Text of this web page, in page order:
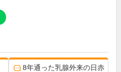
8年通った乳腺外来の日赤